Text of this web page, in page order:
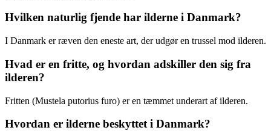
Hvilken naturlig fjende har ilderne i Danmark?
I Danmark er ræven den eneste art, der udgør en trussel mod ilderen.
Hvad er en fritte, og hvordan adskiller den sig fra
ilderen?
Fritten (Mustela putorius furo) er en tæmmet underart af ilderen.
Hvordan er ilderne beskyttet i Danmark?